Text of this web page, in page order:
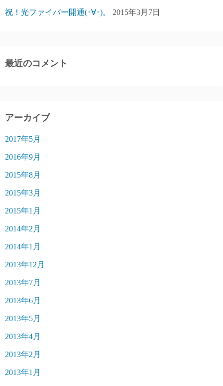
祝！光ファイバー開通(･∀･)。 2015年3月7日
最近のコメント
アーカイブ
2017年5月
2016年9月
2015年8月
2015年3月
2015年1月
2014年2月
2014年1月
2013年12月
2013年7月
2013年6月
2013年5月
2013年4月
2013年2月
2013年1月